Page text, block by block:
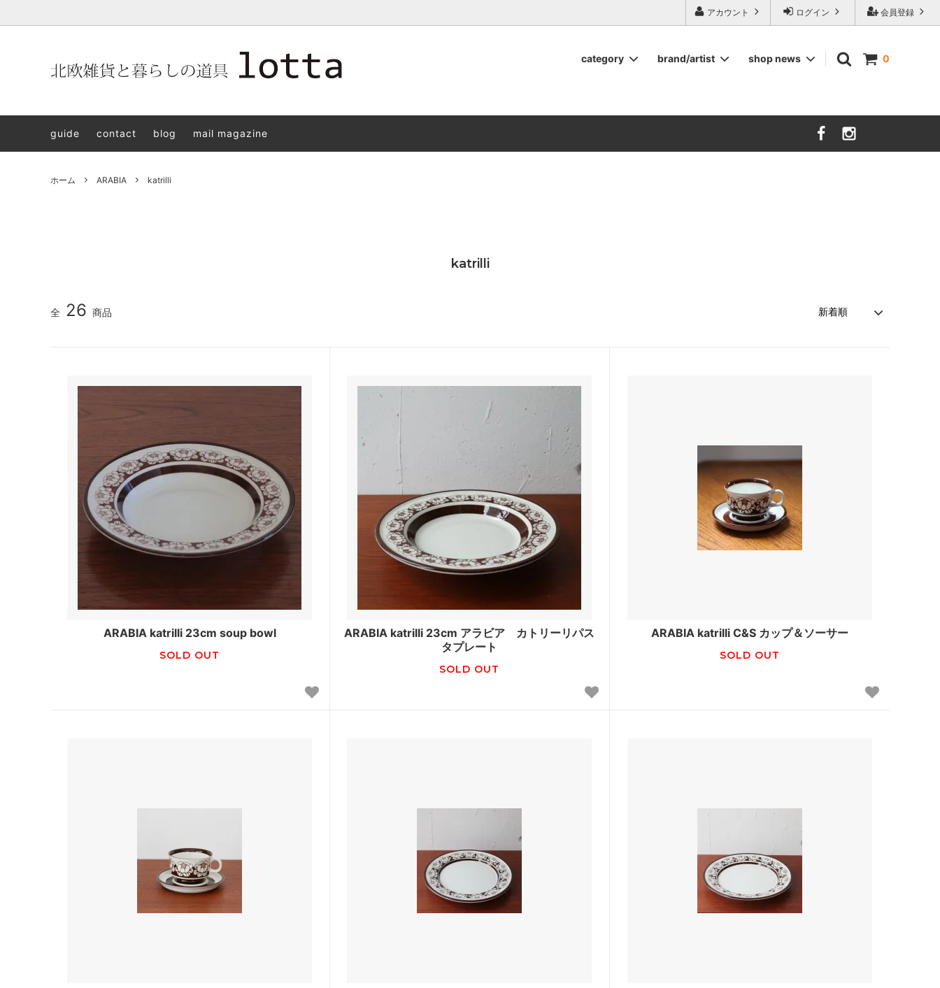
北欧雑貨と暮らしの道具lotta 神戸にある北欧雑貨と暮らしの道具ロッタのオンラインストア【アラビア,クイストゴーなどの北欧ヴィンテージ食器,雅峰窯やソルテグラスジュエリーなどの作家の作品が並びます】
会員登録
ログイン
アカウント
0
category
アクセサリー
brand/artist
STAVANGERFLINT
雅峰窯
shop news
guide
contact blog mail magazine
ホーム ARABIA katrilli
katrilli
全 26 商品
ARABIA katrilli 23cm soup bowl
SOLD OUT
ARABIA katrilli 23cm アラビア カトリーリパス
タプレート
SOLD OUT
ARABIA katrilli C&S カップ＆ソーサー
SOLD OUT